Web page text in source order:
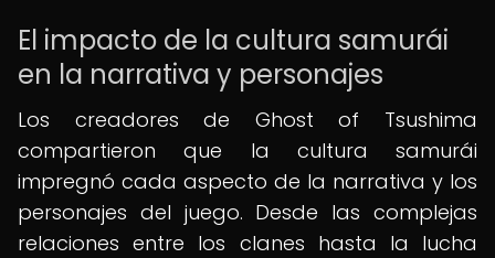
El impacto de la cultura samurái
en la narrativa y personajes
Los creadores de Ghost of Tsushima
compartieron que la cultura samurái
impregnó cada aspecto de la narrativa y los
personajes del juego. Desde las complejas
relaciones entre los clanes hasta la lucha